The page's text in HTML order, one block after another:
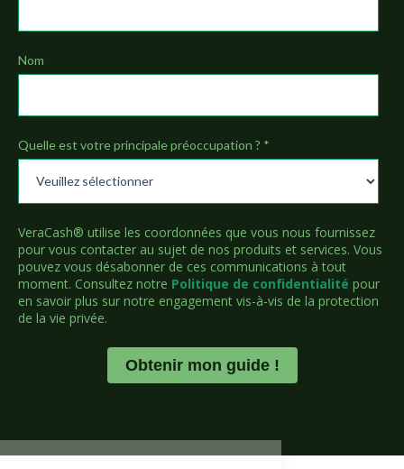
Nom
Quelle est votre principale préoccupation ? *
VeraCash® utilise les coordonnées que vous nous fournissez
pour vous contacter au sujet de nos produits et services. Vous
pouvez vous désabonner de ces communications à tout
moment. Consultez notre Politique de confidentialité pour
en savoir plus sur notre engagement vis-à-vis de la protection
de la vie privée.